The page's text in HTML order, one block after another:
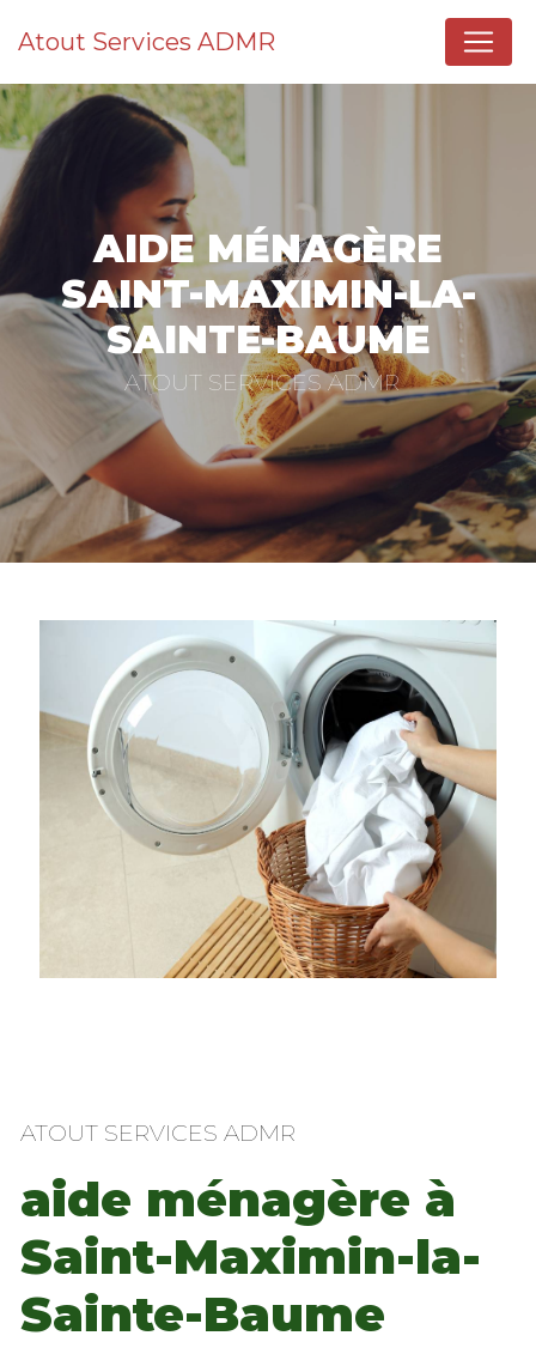
Atout Services ADMR
AIDE MÉNAGÈRE
SAINT-MAXIMIN-LA-
SAINTE-BAUME
ATOUT SERVICES ADMR
ATOUT SERVICES ADMR
aide ménagère à
Saint-Maximin-la-
Sainte-Baume